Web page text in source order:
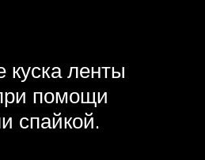
куска ленты
помощи
спайкой.